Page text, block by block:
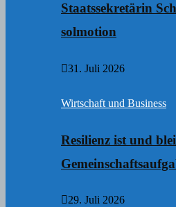
Staatssekretärin
solmotion
31. Juli 2026
Wirtschaft und Business
Resilienz ist und
29. Juli 2026